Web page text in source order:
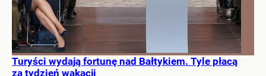
Turyści wydają fortunę nad Bałtykiem. Tyle płacą
za tydzień wakacji